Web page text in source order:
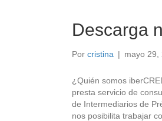
Descarga
Por cristina | mayo 29,
¿Quién somos
presta servicio de
de Intermediarios de
nos posibilita trabajar